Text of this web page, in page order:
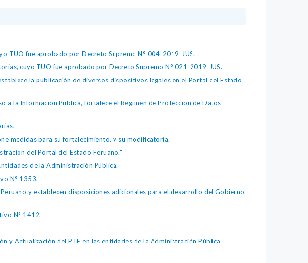
TUO fue aprobado por Decreto Supremo N° 004-2019-JUS.
cuyo TUO fue aprobado por Decreto Supremo N° 021-2019-JUS.
la publicación de diversos dispositivos legales en el Portal del Estado
a la Información Pública, fortalece el Régimen de Protección de Datos
medidas para su fortalecimiento, y su modificatoria.
del Portal del Estado Peruano."
de la Administración Pública.
N° 1353.
y establecen disposiciones adicionales para el desarrollo del Gobierno
N° 1412.
y Actualización del PTE en las entidades de la Administración Pública.